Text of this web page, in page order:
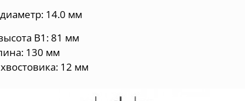
14.0 мм
B1: 81 мм
130 мм
12 мм